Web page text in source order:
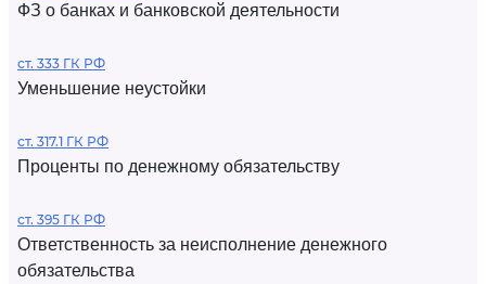
ФЗ о банках и банковской деятельности
ст. 333 ГК РФ
Уменьшение неустойки
ст. 317.1 ГК РФ
Проценты по денежному обязательству
ст. 395 ГК РФ
Ответственность за неисполнение денежного
обязательства